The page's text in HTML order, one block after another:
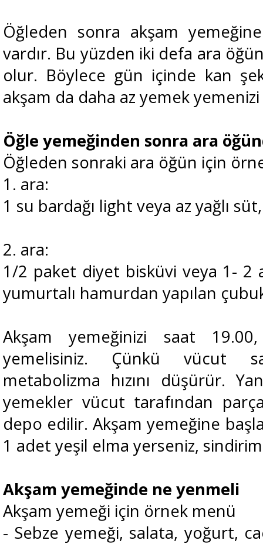
Öğleden sonra akşam
vardır. Bu yüzden iki defa ara
olur. Böylece gün içinde kan
akşam da daha az yemek
Öğle yemeğinden sonra ara
Öğleden sonraki ara öğün için
1. ara:
1 su bardağı light veya az yağlı
2. ara:
1/2 paket diyet bisküvi veya 1- 2
yumurtalı hamurdan yapılan
Akşam yemeğinizi saat
yemelisiniz. Çünkü vücut
metabolizma hızını düşürür.
yemekler vücut tarafından
depo edilir. Akşam yemeğine
1 adet yeşil elma yerseniz,
Akşam yemeğinde ne yenmeli
Akşam yemeği için örnek menü
- Sebze yemeği, salata, yoğurt,